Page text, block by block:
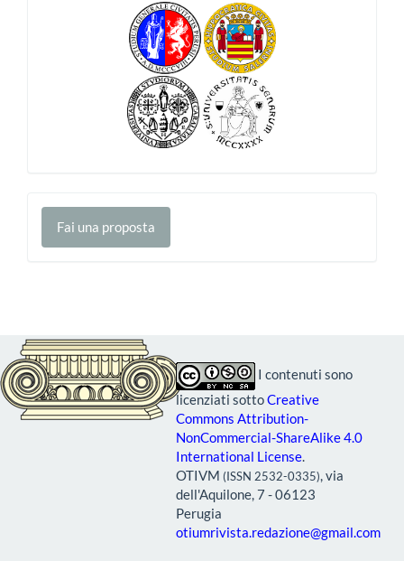
Fai
unaFai una proposta
I contenuti sono
licenziati sottoCreative
Commons Attribution-
NonCommercial-ShareAlike 4.0
International License.
OTIVM (ISSN 2532-0335), via
dell'Aquilone, 7 - 06123
Perugia
otiumrivista.redazione@gmail.com